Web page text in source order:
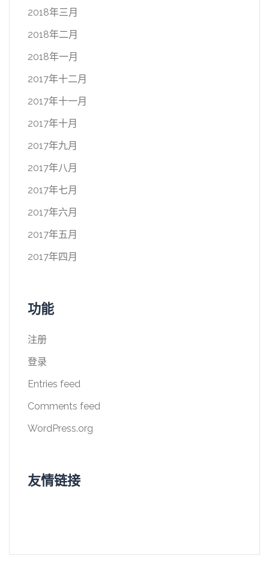
2018年三月
2018年二月
2018年一月
2017年十二月
2017年十一月
2017年十月
2017年九月
2017年八月
2017年七月
2017年六月
2017年五月
2017年四月
功能
注册
登录
Entries feed
Comments feed
WordPress.org
友情链接